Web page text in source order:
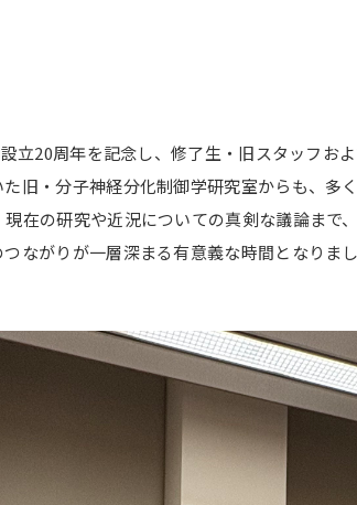
立20周年を記念し、修了生・旧スタッフお
旧・分子神経分化制御学研究室からも、
在の研究や近況についての真剣な議論ま
ながりが一層深まる有意義な時間となり